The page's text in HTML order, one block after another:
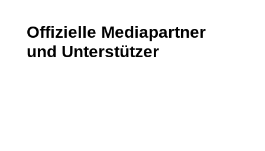
Offizielle Mediapartner
und Unterstützer